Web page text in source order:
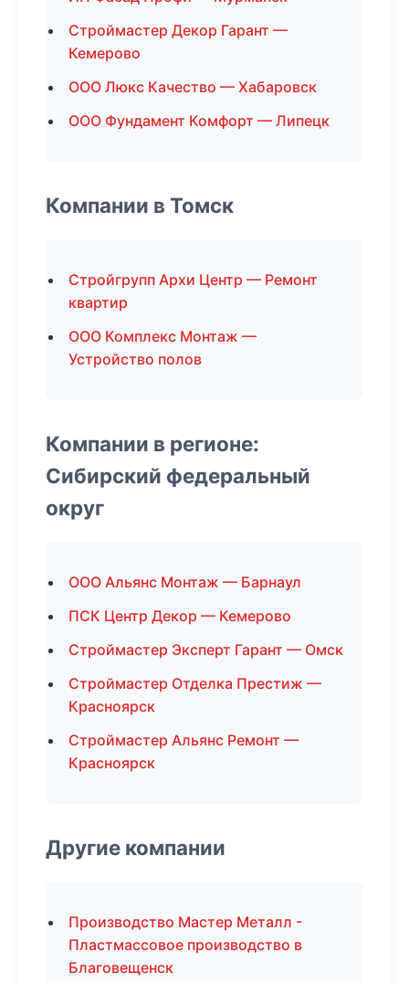
Строймастер Декор Гарант —
Кемерово
ООО Люкс Качество — Хабаровск
ООО Фундамент Комфорт — Липецк
Компании в Томск
Стройгрупп Архи Центр — Ремонт
квартир
ООО Комплекс Монтаж —
Устройство полов
Компании в регионе:
Сибирский федеральный
округ
ООО Альянс Монтаж — Барнаул
ПСК Центр Декор — Кемерово
Строймастер Эксперт Гарант — Омск
Строймастер Отделка Престиж —
Красноярск
Строймастер Альянс Ремонт —
Красноярск
Другие компании
Производство Мастер Металл -
Пластмассовое производство в
Благовещенск